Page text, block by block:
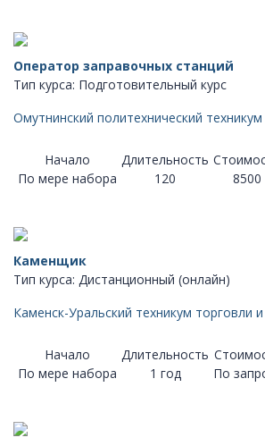
Оператор заправочных станций
Тип курса: Подготовительный курс
Омутнинский политехнический техникум
Начало
По мере набора
Длительность
120
8500
Каменщик
Тип курса: Дистанционный (онлайн)
Каменск-Уральский техникум торговли
Начало
По мере набора
Длительность
1 год
По